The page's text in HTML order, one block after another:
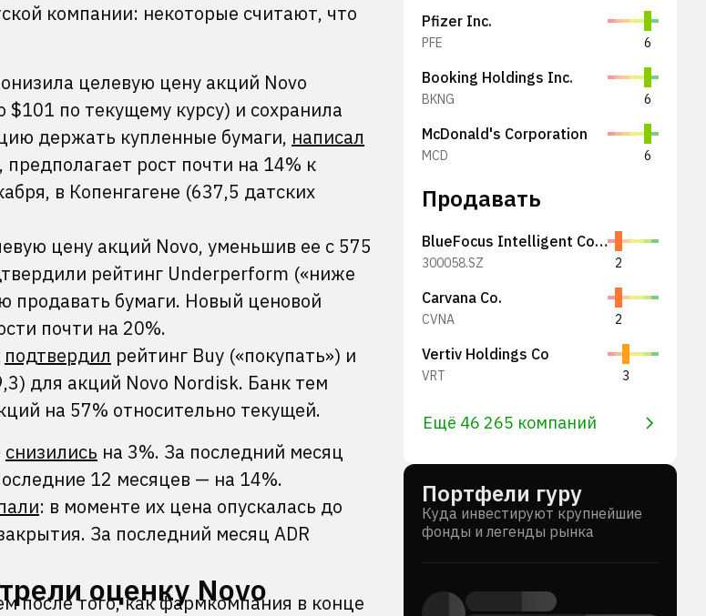
компании: некоторые считают, что
целевую цену акций Novo
по текущему курсу) и сохранила
держать купленные бумаги, написал
рост почти на 14% к
в Копенгагене (637,5 датских
цену акций Novo, уменьшив ее с 575
рейтинг Underperform («ниже
продавать бумаги. Новый ценовой
почти на 20%.
подтвердил рейтинг Buy («покупать») и
для акций Novo Nordisk. Банк тем
на 57% относительно текущей.
снизились на 3%. За последний месяц
12 месяцев — на 14%.
: в моменте их цена опускалась до
За последний месяц ADR
оценку Novo
после того, как фармкомпания в конце
Pfizer Inc.
PFE 6
Booking Holdings Inc.
BKNG 6
McDonald's Corporation
MCD 6
Продавать
BlueFocus Intelligent Communications Group Co., Ltd.
300058.SZ 2
Carvana Co.
CVNA 2
Vertiv Holdings Co
VRT 3
Ещё 46 265 компаний
Портфели гуру
Куда инвестируют крупнейшие
фонды и легенды рынка